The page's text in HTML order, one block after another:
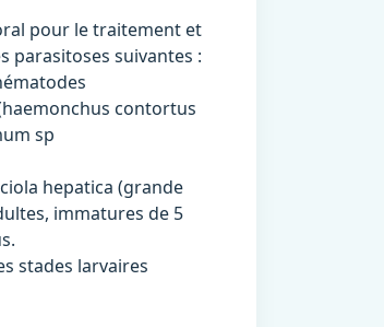
pour le traitement et
parasitoses suivantes :
contortus
sp
hepatica (grande
immatures de 5
stades larvaires